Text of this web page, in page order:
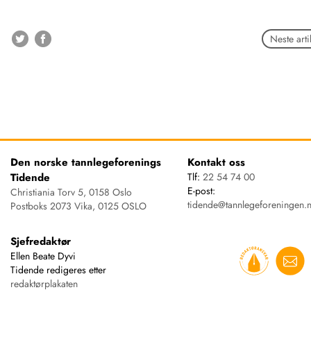
Neste
Den norske tannlegeforenings
Tidende
Christiania Torv 5, 0158 Oslo
Postboks 2073 Vika, 0125 OSLO
Kontakt oss
Tlf: 22 54 74 00
E-post:
Sjefredaktør
Ellen Beate Dyvi
Tidende redigeres etter
redaktørplakaten